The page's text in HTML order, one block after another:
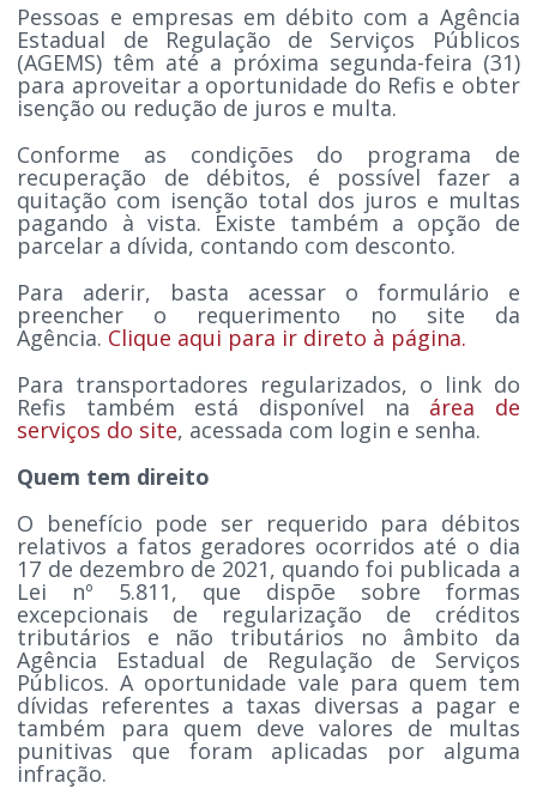
Pessoas e empresas em débito com a Agência
Estadual de Regulação de Serviços Públicos
(AGEMS) têm até a próxima segunda-feira (31)
para aproveitar a oportunidade do Refis e obter
isenção ou redução de juros e multa.
Conforme as condições do programa de
recuperação de débitos, é possível fazer a
quitação com isenção total dos juros e multas
pagando à vista. Existe também a opção de
parcelar a dívida, contando com desconto.
Para aderir, basta acessar o formulário e
preencher o requerimento no site da
Agência. Clique aqui para ir direto à página.
Para transportadores regularizados, o link do
Refis também está disponível na área de
serviços do site, acessada com login e senha.
Quem tem direito
O benefício pode ser requerido para débitos
relativos a fatos geradores ocorridos até o dia
17 de dezembro de 2021, quando foi publicada a
Lei nº 5.811, que dispõe sobre formas
excepcionais de regularização de créditos
tributários e não tributários no âmbito da
Agência Estadual de Regulação de Serviços
Públicos. A oportunidade vale para quem tem
dívidas referentes a taxas diversas a pagar e
também para quem deve valores de multas
punitivas que foram aplicadas por alguma
infração.